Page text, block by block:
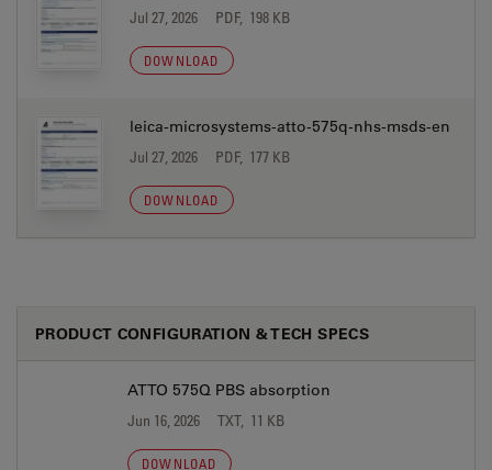
Jul 27, 2026 PDF, 198 KB
DOWNLOAD
leica-microsystems-atto-575q-nhs-msds-en
Jul 27, 2026 PDF, 177 KB
DOWNLOAD
PRODUCT CONFIGURATION & TECH SPECS
ATTO 575Q PBS absorption
Jun 16, 2026 TXT, 11 KB
DOWNLOAD